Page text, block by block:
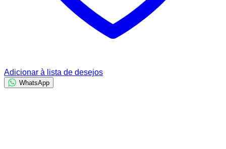
Adicionar à lista de desejos
WhatsApp